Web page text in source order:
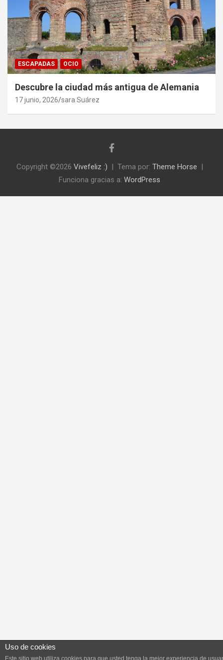
ESCAPADAS OCIO
Descubre la ciudad más antigua de Alemania
17 junio, 2026 sara Suárez
Copyright ©2026 Vivefeliz :) Tema por: Theme Horse
Funciona gracias a: WordPress
Uso de cookies
Este sitio web utiliza cookies para que usted tenga la mejor experiencia de